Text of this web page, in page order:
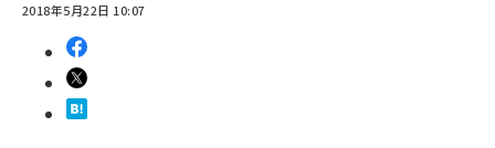
2018年5月22日 10:07